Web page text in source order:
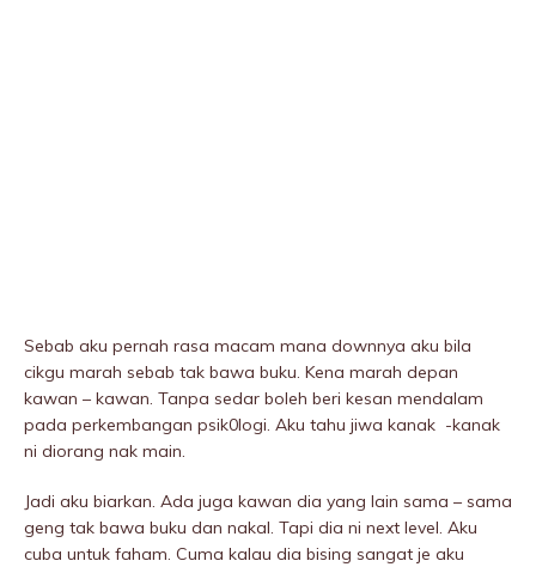
Sebab aku pernah rasa macam mana downnya aku bila
cikgu marah sebab tak bawa buku. Kena marah depan
kawan – kawan. Tanpa sedar boleh beri kesan mendalam
pada perkembangan psik0logi. Aku tahu jiwa kanak -kanak
ni diorang nak main.
Jadi aku biarkan. Ada juga kawan dia yang lain sama – sama
geng tak bawa buku dan nakal. Tapi dia ni next level. Aku
cuba untuk faham. Cuma kalau dia bising sangat je aku